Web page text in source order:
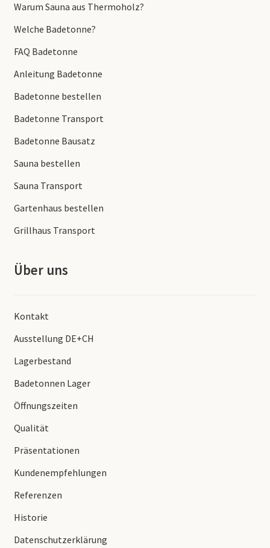
Warum Sauna aus Thermoholz?
Welche Badetonne?
FAQ Badetonne
Anleitung Badetonne
Badetonne bestellen
Badetonne Transport
Badetonne Bausatz
Sauna bestellen
Sauna Transport
Gartenhaus bestellen
Grillhaus Transport
Über uns
Kontakt
Ausstellung DE+CH
Lagerbestand
Badetonnen Lager
Öffnungszeiten
Qualität
Präsentationen
Kundenempfehlungen
Referenzen
Historie
Datenschutzerklärung